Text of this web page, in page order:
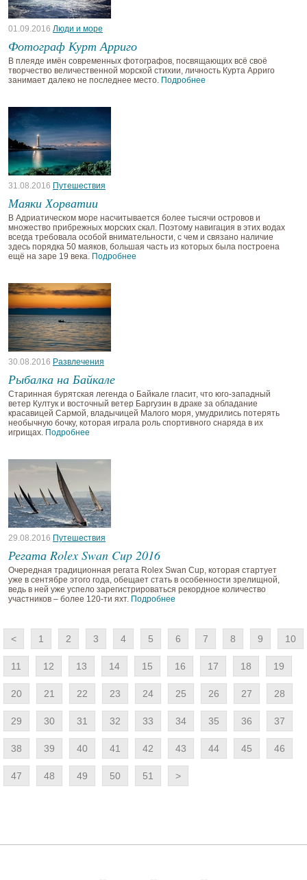
01.09.2016 Люди и море
Фотограф Курт Арриго
В плеяде имён современных фотографов, посвящающих всё своё
творчество величественной морской стихии, личность Курта Арриго
занимает далеко не последнее место. Подробнее
31.08.2016 Путешествия
Маяки Хорватии
В Адриатическом море насчитывается более тысячи островов и
множество прибрежных морских скал. Поэтому навигация в этих водах
всегда требовала особой внимательности, с чем и связано наличие
здесь порядка 50 маяков, большая часть из которых была построена
ещё на заре 19 века. Подробнее
30.08.2016 Развлечения
Рыбалка на Байкале
Старинная бурятская легенда о Байкале гласит, что юго-западный
ветер Култук и восточный ветер Баргузин в драке за обладание
красавицей Сармой, владычицей Малого моря, умудрились потерять
необычную бочку, которая играла роль спортивного снаряда в их
игрищах. Подробнее
29.08.2016 Путешествия
Регата Rolex Swan Cup 2016
Очередная традиционная регата Rolex Swan Cup, которая стартует
уже в сентябре этого года, обещает стать в особенности зрелищной,
ведь в ней уже успело зарегистрироваться рекордное количество
участников – более 120-ти яхт. Подробнее
< 1 2 3 4 5 6 7 8 9 10
11 12 13 14 15 16 17 18 19
20 21 22 23 24 25 26 27 28
29 30 31 32 33 34 35 36 37
38 39 40 41 42 43 44 45 46
47 48 49 50 51 >